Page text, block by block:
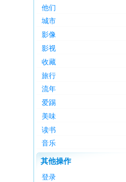
他们
城市
影像
影视
收藏
旅行
流年
爱踢
美味
读书
音乐
其他操作
登录